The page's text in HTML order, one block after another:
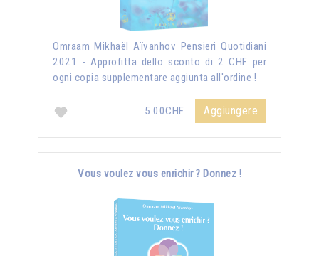
Omraam Mikhaël Aïvanhov Pensieri Quotidiani
2021 - Approfitta dello sconto di 2 CHF per
ogni copia supplementare aggiunta all'ordine !
5.00CHF Aggiungere
Vous voulez vous enrichir ? Donnez !